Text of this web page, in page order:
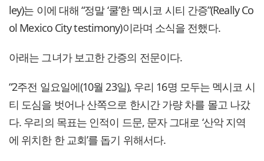
ley)는 이에 대해 “정말 ‘쿨’한 멕시코 시티 간증”(Really Co
ol Mexico City testimony)이라며 소식을 전했다.
아래는 그녀가 보고한 간증의 전문이다.
“2주전 일요일에(10월 23일), 우리 16명 모두는 멕시코 시
티 도심을 벗어나 산쪽으로 한시간 가량 차를 몰고 나갔
다. 우리의 목표는 인적이 드문, 문자 그대로 ‘산악 지역
에 위치한 한 교회’를 돕기 위해서다.